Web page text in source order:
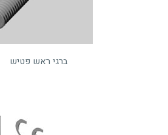
ברגי ראש פטיש